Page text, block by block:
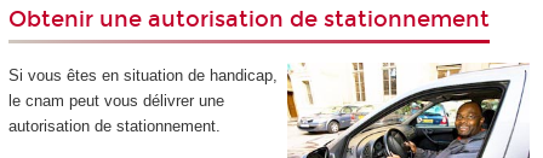
Obtenir une autorisation de stationnement
Si vous êtes en situation de handicap,
le cnam peut vous délivrer une
autorisation de stationnement.